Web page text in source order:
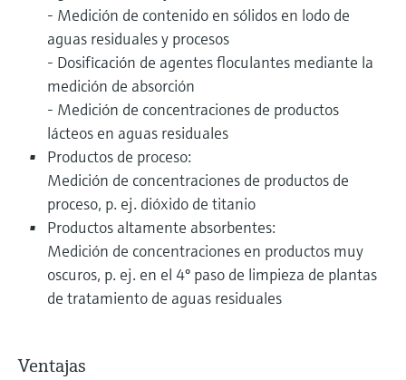
- Medición de contenido en sólidos en lodo de
aguas residuales y procesos
- Dosificación de agentes floculantes mediante la
medición de absorción
- Medición de concentraciones de productos
lácteos en aguas residuales
Productos de proceso:
Medición de concentraciones de productos de
proceso, p. ej. dióxido de titanio
Productos altamente absorbentes:
Medición de concentraciones en productos muy
oscuros, p. ej. en el 4º paso de limpieza de plantas
de tratamiento de aguas residuales
Ventajas